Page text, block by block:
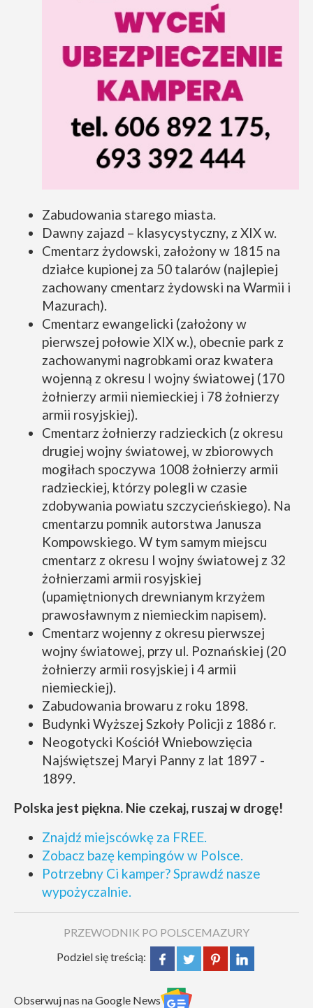
Zabudowania starego miasta.
Dawny zajazd – klasycystyczny, z XIX w.
Cmentarz żydowski, założony w 1815 na
działce kupionej za 50 talarów (najlepiej
zachowany cmentarz żydowski na Warmii i
Mazurach).
Cmentarz ewangelicki (założony w
pierwszej połowie XIX w.), obecnie park z
zachowanymi nagrobkami oraz kwatera
wojenną z okresu I wojny światowej (170
żołnierzy armii niemieckiej i 78 żołnierzy
armii rosyjskiej).
Cmentarz żołnierzy radzieckich (z okresu
drugiej wojny światowej, w zbiorowych
mogiłach spoczywa 1008 żołnierzy armii
radzieckiej, którzy polegli w czasie
zdobywania powiatu szczycieńskiego). Na
cmentarzu pomnik autorstwa Janusza
Kompowskiego. W tym samym miejscu
cmentarz z okresu I wojny światowej z 32
żołnierzami armii rosyjskiej
(upamiętnionych drewnianym krzyżem
prawosławnym z niemieckim napisem).
Cmentarz wojenny z okresu pierwszej
wojny światowej, przy ul. Poznańskiej (20
żołnierzy armii rosyjskiej i 4 armii
niemieckiej).
Zabudowania browaru z roku 1898.
Budynki Wyższej Szkoły Policji z 1886 r.
Neogotycki Kościół Wniebowzięcia
Najświętszej Maryi Panny z lat 1897 -
1899.
Polska jest piękna. Nie czekaj, ruszaj w drogę!
Znajdź miejscówkę za FREE.
Zobacz bazę kempingów w Polsce.
Potrzebny Ci kamper? Sprawdź nasze
wypożyczalnie.
PRZEWODNIK PO POLSCEMAZURY
Podziel się treścią:
Obserwuj nas na Google News